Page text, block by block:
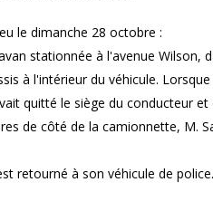
le dimanche 28 octobre :
stationnée à l'avenue Wilson,
à l'intérieur du véhicule.
quitté le siège du conducteur
de côté de la camionnette, M.
retourné à son véhicule de